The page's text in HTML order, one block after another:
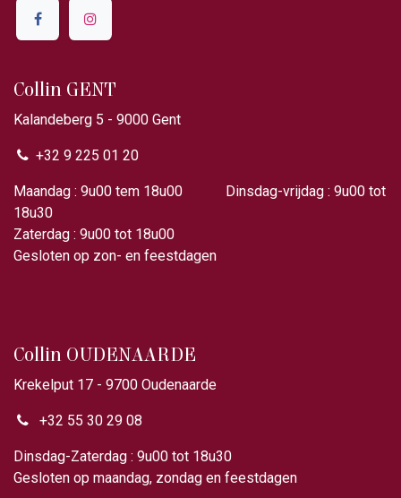
Collin GENT
Kalandeberg 5 - 9000 Gent​
+32 9 225 01 20
Maandag : 9u00 tem 18u00 Dinsdag-vrijdag : 9u00 tot
18u30
Zaterdag : 9u00 tot 18u00
Gesloten op zon- en feestdagen
Collin OUDENAARDE
Krekelput 17 - 9700 Oudenaarde
+32 55 30 29 08
Dinsdag-Zaterdag : 9u00 tot 18u30
Gesloten op maandag, zondag en feestdagen